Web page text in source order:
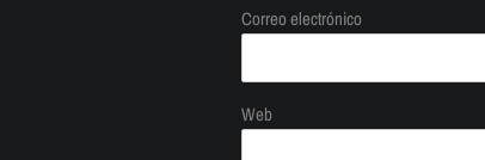
Correo electrónico
Web